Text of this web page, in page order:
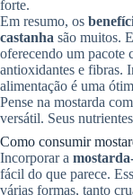
forte.
Em resumo, os
castanha são muitos.
oferecendo um pacote
antioxidantes e fibras.
alimentação é uma
Pense na mostarda
versátil. Seus
Como consumir
Incorporar a
fácil do que parece.
várias formas, tanto